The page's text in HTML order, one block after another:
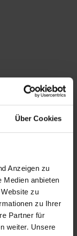
Über Cookies
Anzeigen zu
Medien anbieten
zu
zu Ihrer
Partner für
weiter. Unsere